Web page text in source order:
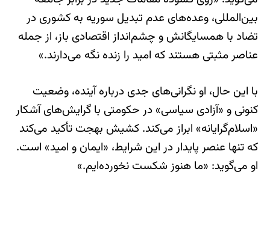
بین‌المللی، وعده‌های عدم تبدیل سوریه به کشوری در
تضاد با همسایگانش و چشم‌انداز اقتصادی باز، از جمله
عناصر مثبتی هستند که امید را زنده نگه می‌دارند.»
با این حال، او نگرانی‌های جدی درباره آینده، وضعیت
کنونی و «آزادی سیاسی» در حکومتی با گرایش‌های آشکار
«اسلام‌گرایانه» ابراز می‌کند. کشیش بهجت تأکید می‌کند
که تنها عنصر پایدار در این شرایط، «ایمان و امید» است.
او می‌گوید: «ما هنوز شکست نخورده‌ایم.»